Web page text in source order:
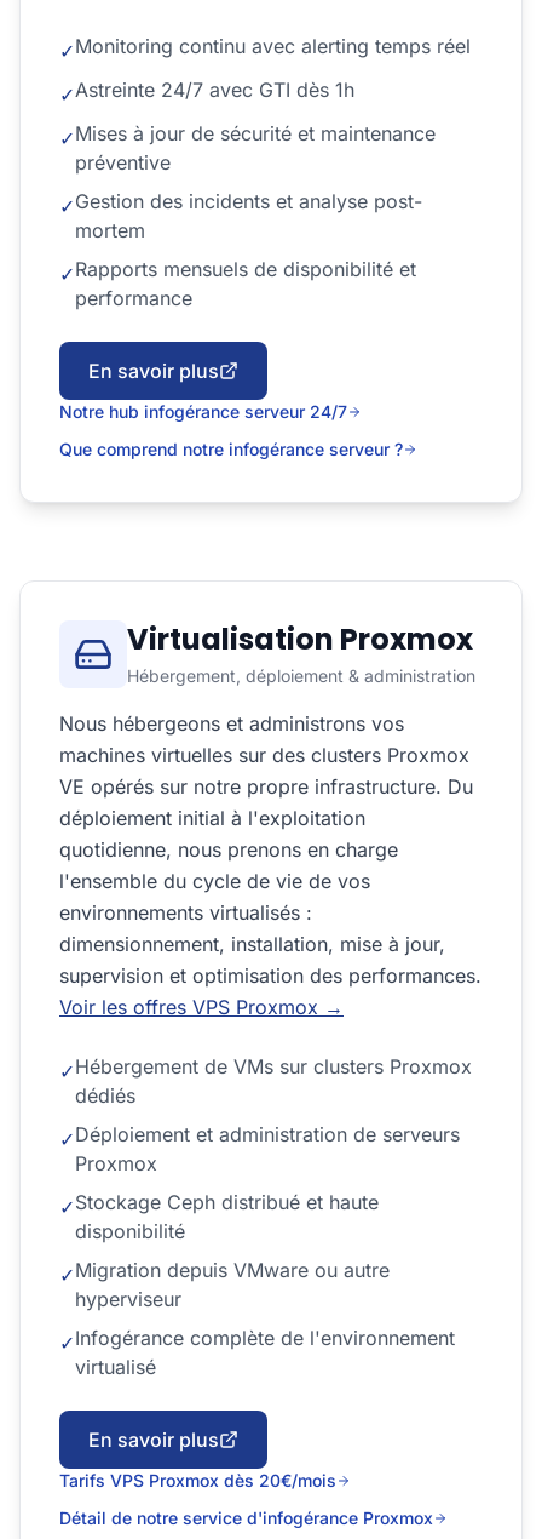
✓Monitoring continu avec alerting temps réel
✓Astreinte 24/7 avec GTI dès 1h
✓Mises à jour de sécurité et maintenance
préventive
✓Gestion des incidents et analyse post-
mortem
✓Rapports mensuels de disponibilité et
performance
En savoir plus
Notre hub infogérance serveur 24/7
Que comprend notre infogérance serveur ?
Virtualisation Proxmox
Hébergement, déploiement & administration
Nous hébergeons et administrons vos
machines virtuelles sur des clusters Proxmox
VE opérés sur notre propre infrastructure. Du
déploiement initial à l'exploitation
quotidienne, nous prenons en charge
l'ensemble du cycle de vie de vos
environnements virtualisés :
dimensionnement, installation, mise à jour,
supervision et optimisation des performances.
Voir les offres VPS Proxmox →
✓Hébergement de VMs sur clusters Proxmox
dédiés
✓Déploiement et administration de serveurs
Proxmox
✓Stockage Ceph distribué et haute
disponibilité
✓Migration depuis VMware ou autre
hyperviseur
✓Infogérance complète de l'environnement
virtualisé
En savoir plus
Tarifs VPS Proxmox dès 20€/mois
Détail de notre service d'infogérance Proxmox